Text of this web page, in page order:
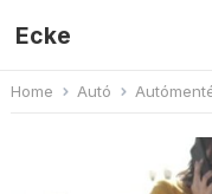
Ecke
Home Autó